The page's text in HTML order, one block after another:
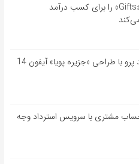
اینستاگرام ابزار جدید «Gifts» را برای کسب درآمد
طرح‌های مفهومی آیپد پرو با طراحی «جزیره پویا» آیفون 14
مشتری با سرویس استرداد وجه